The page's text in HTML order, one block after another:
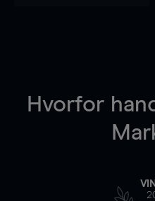
Hvorfor